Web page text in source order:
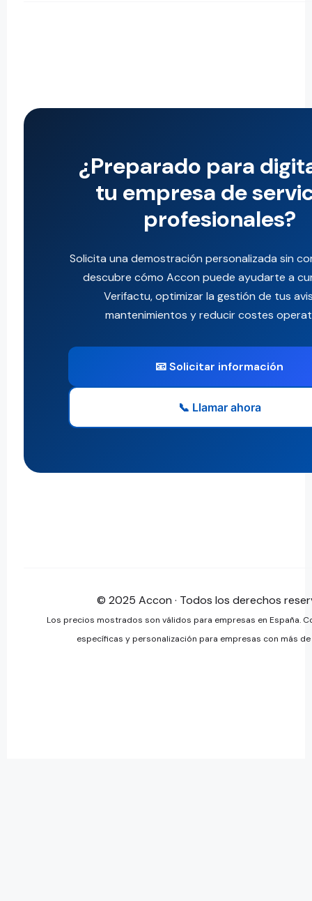
¿Preparado para
tu empresa de
profesionales?
Solicita una demostración personalizada sin
descubre cómo Accon puede ayudarte a
Verifactu, optimizar la gestión de tus
mantenimientos y reducir costes
📧 Solicitar información
📞 Llamar ahora
© 2025 Accon · Todos los derechos
Los precios mostrados son válidos para empresas en España.
específicas y personalización para empresas con más